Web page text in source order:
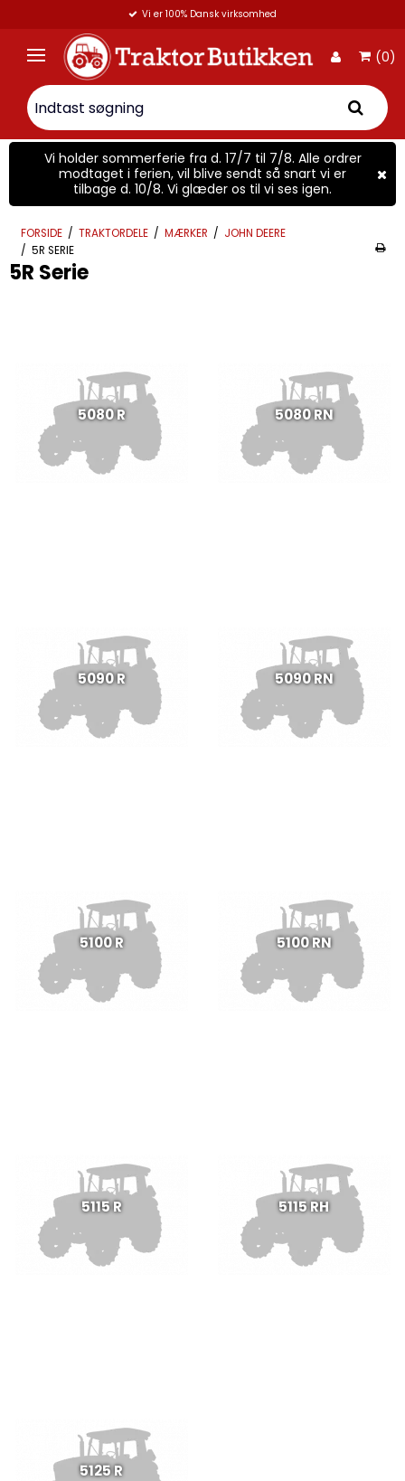
Vi er 100% Dansk virksomhed
(0)
Vi holder sommerferie fra d. 17/7 til 7/8. Alle ordrer
modtaget i ferien, vil blive sendt så snart vi er
tilbage d. 10/8. Vi glæder os til vi ses igen.
FORSIDE / TRAKTORDELE / MÆRKER / JOHN DEERE
/ 5R SERIE
5R Serie
5080 R 5080 RN
5090 R 5090 RN
5100 R 5100 RN
5115 R 5115 RH
5125 R